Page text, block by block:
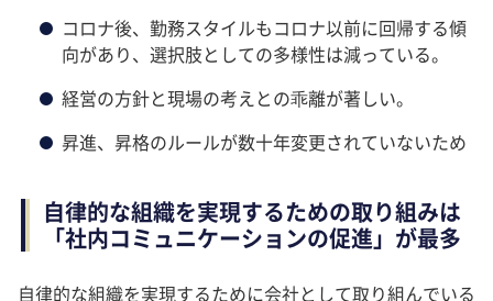
コロナ後、勤務スタイルもコロナ以前に回帰する傾
向があり、選択肢としての多様性は減っている。
経営の方針と現場の考えとの乖離が著しい。
昇進、昇格のルールが数十年変更されていないため
自律的な組織を実現するための取り組みは
「社内コミュニケーションの促進」が最多
自律的な組織を実現するために会社として取り組んでいる